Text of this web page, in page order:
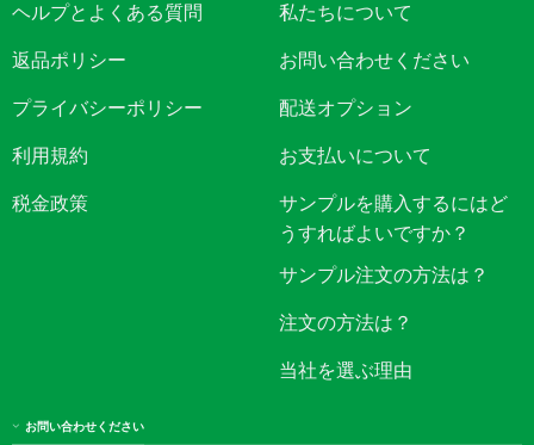
ヘルプとよくある質問
返品ポリシー
プライバシーポリシー
利用規約
税金政策
私たちについて
お問い合わせください
配送オプション
お支払いについて
サンプルを購入するにはど
うすればよいですか？
サンプル注文の方法は？
注文の方法は？
当社を選ぶ理由
お問い合わせください